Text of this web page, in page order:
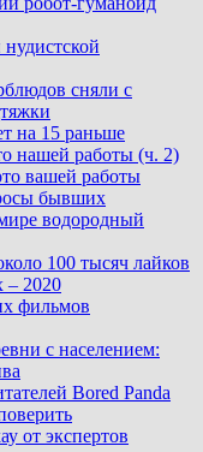
сняли с
на 15 раньше
нашей работы (ч. 2)
вашей работы
бывших
водородный
100 тысяч лайков
2020
фильмов
с населением:
Bored Panda
от экспертов